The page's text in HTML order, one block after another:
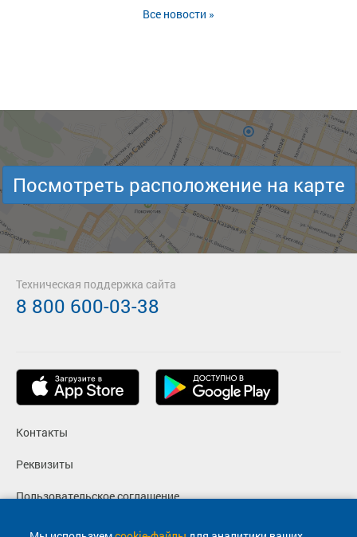
Все новости »
Посмотреть расположение на карте
Контакты
Реквизиты
Пользовательское соглашение
Политика конфиденциальности
Техническая поддержка сайта
8 800 600-03-38